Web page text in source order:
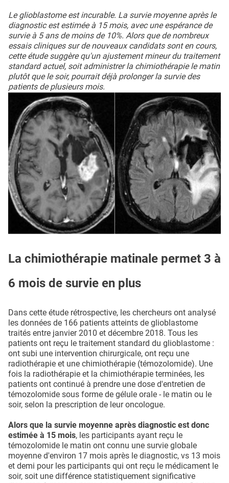
Le glioblastome est incurable. La survie moyenne après le
diagnostic est estimée à 15 mois, avec une espérance de
survie à 5 ans de moins de 10%. Alors que de nombreux
essais cliniques sur de nouveaux candidats sont en cours,
cette étude suggère qu'un ajustement mineur du traitement
standard actuel, soit administrer la chimiothérapie le matin
plutôt que le soir, pourrait déjà prolonger la survie des
patients de plusieurs mois.
La chimiothérapie matinale permet 3 à
6 mois de survie en plus
Dans cette étude rétrospective, les chercheurs ont analysé
les données de 166 patients atteints de glioblastome
traités entre janvier 2010 et décembre 2018. Tous les
patients ont reçu le traitement standard du glioblastome :
ont subi une intervention chirurgicale, ont reçu une
radiothérapie et une chimiothérapie (témozolomide). Une
fois la radiothérapie et la chimiothérapie terminées, les
patients ont continué à prendre une dose d'entretien de
témozolomide sous forme de gélule orale - le matin ou le
soir, selon la prescription de leur oncologue.
Alors que la survie moyenne après diagnostic est donc
estimée à 15 mois, les participants ayant reçu le
témozolomide le matin ont connu une survie globale
moyenne d'environ 17 mois après le diagnostic, vs 13 mois
et demi pour les participants qui ont reçu le médicament le
soir, soit une différence statistiquement significative